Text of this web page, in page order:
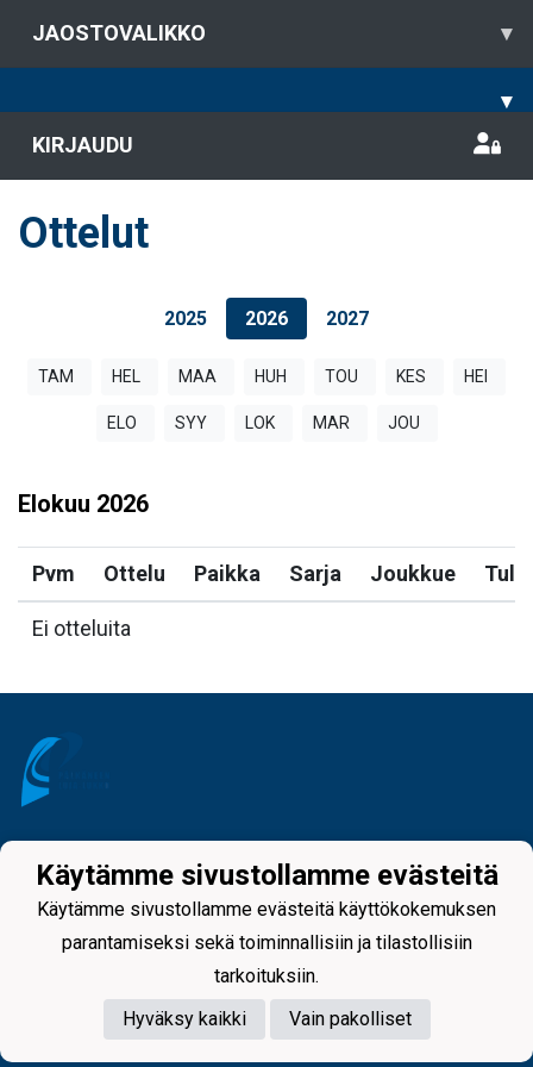
JAOSTOVALIKKO ▾
▾
KIRJAUDU
Ottelut
2025 2026 2027
TAM HEL MAA HUH TOU KES HEI
ELO SYY LOK MAR JOU
Elokuu 2026
Pvm Ottelu Paikka Sarja Joukkue
Ei otteluita
Powered by
Käytämme sivustollamme evästeitä
Käytämme sivustollamme evästeitä käyttökokemuksen
parantamiseksi sekä toiminnallisiin ja tilastollisiin
tarkoituksiin.
Hyväksy kaikki
Vain pakolliset